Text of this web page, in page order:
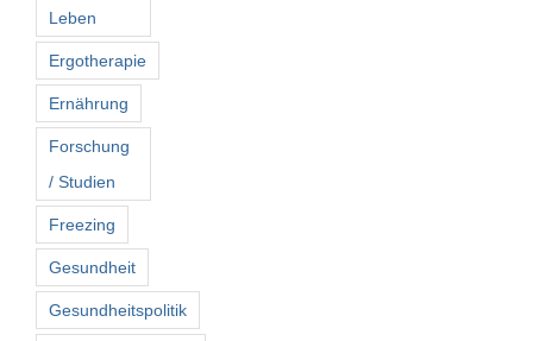
Leben
Ergotherapie
Ernährung
Forschung
/ Studien
Freezing
Gesundheit
Gesundheitspolitik